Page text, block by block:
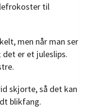
til
men når man ser
er et juleslips.
skjorte, så det kan
blikfang.